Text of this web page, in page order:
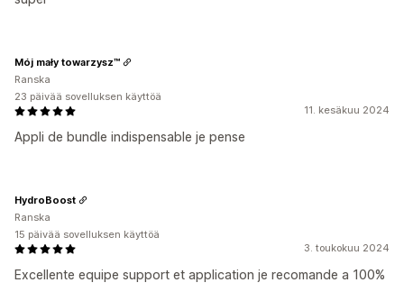
11. kesäkuu 2024
Appli de bundle indispensable je pense
Mój mały towarzysz™
Ranska
23 päivää sovelluksen käyttöä
3. toukokuu 2024
Excellente equipe support et application je recomande a 100%
HydroBoost
Ranska
15 päivää sovelluksen käyttöä